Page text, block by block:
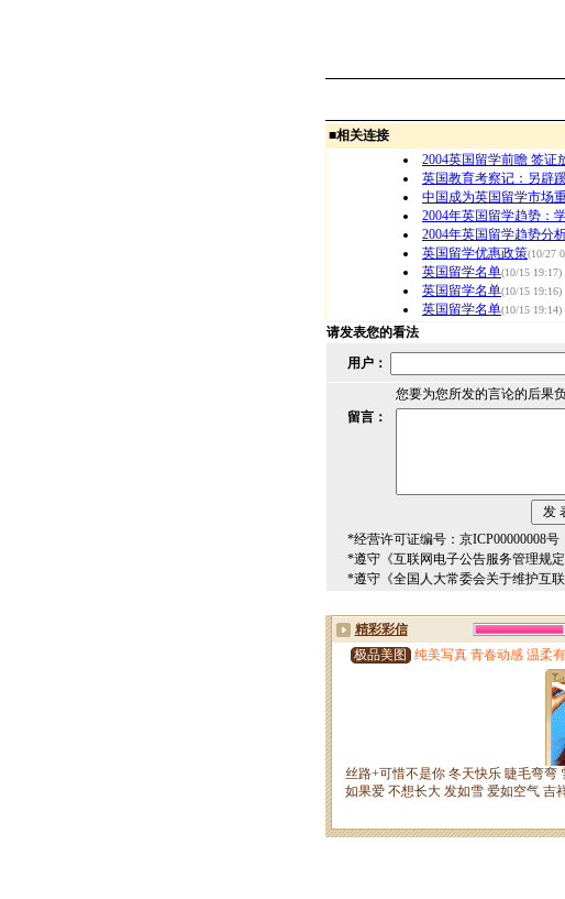
■相关连接
2004英国留学前瞻 签证
英国教育考察记：另辟
中国成为英国留学市场
2004年英国留学趋势：
2004年英国留学趋势分
英国留学优惠政策(10/27
英国留学名单(10/15 19:17)
英国留学名单(10/15 19:16)
英国留学名单(10/15 19:14)
请发表您的看法
用户：
您要为您所发的言论的后果
留言：
*经营许可证编号：京ICP00000008号
*遵守《互联网电子公告服务管理规定
*遵守《全国人大常委会关于维护互联